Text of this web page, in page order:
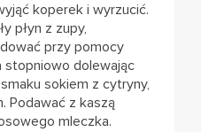
koperek i wyrzucić.
płyn z zupy,
przy pomocy
stopniowo dolewając
sokiem z cytryny,
Podawać z kaszą
mleczka.